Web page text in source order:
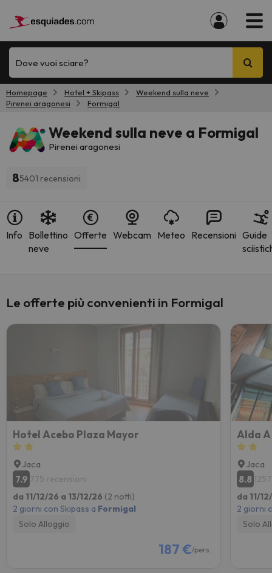
Dove vuoi sciare?
Homepage Hotel + Skipass
Weekend sulla neve
Pirenei aragonesi
Formigal
Weekend sulla neve a Formigal
Pirenei aragonesi
85401 recensioni
Info Bollettino
neve
Offerte Webcam Meteo Recensioni Guide
Le offerte più convenienti in Formigal
Hotel Acebo Plaza Mayor
Jaca
7.9 775 recensioni
da 11/12/26 a 13/12/26 (2 notti)
2 giorni con Skipass a Formigal
Solo Alloggio
187 €/pers.
Alda
Jaca
8.8
da 11/
2 giorni
Solo